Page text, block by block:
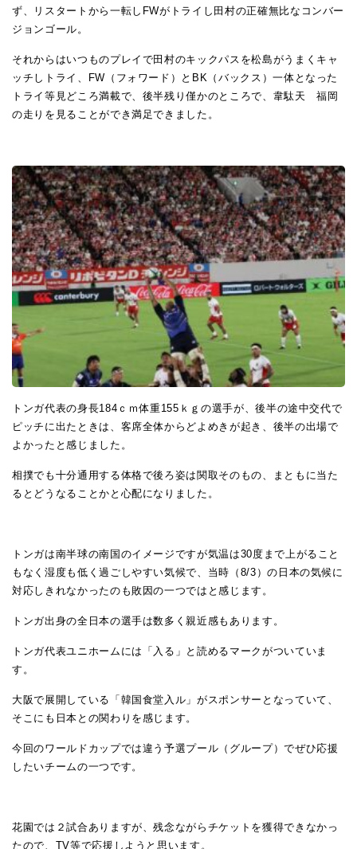
ず、リスタートから一転しFWがトライし田村の正確無比なコンバー
ジョンゴール。
それからはいつものプレイで田村のキックパスを松島がうまくキャ
ッチしトライ、FW（フォワード）とBK（バックス）一体となった
トライ等見どころ満載で、後半残り僅かのところで、韋駄天 福岡
の走りを見ることができ満足できました。
トンガ代表の身長184ｃｍ体重155ｋｇの選手が、後半の途中交代で
ピッチに出たときは、客席全体からどよめきが起き、後半の出場で
よかったと感じました。
相撲でも十分通用する体格で後ろ姿は関取そのもの、まともに当た
るとどうなることかと心配になりました。
トンガは南半球の南国のイメージですが気温は30度まで上がること
もなく湿度も低く過ごしやすい気候で、当時（8/3）の日本の気候に
対応しきれなかったのも敗因の一つではと感じます。
トンガ出身の全日本の選手は数多く親近感もあります。
トンガ代表ユニホームには「入る」と読めるマークがついていま
す。
大阪で展開している「韓国食堂入ル」がスポンサーとなっていて、
そこにも日本との関わりを感じます。
今回のワールドカップでは違う予選プール（グループ）でぜひ応援
したいチームの一つです。
花園では２試合ありますが、残念ながらチケットを獲得できなかっ
たので、TV等で応援しようと思います。